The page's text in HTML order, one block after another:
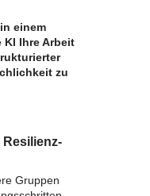
einem
KI Ihre Arbeit
zu
Gruppen